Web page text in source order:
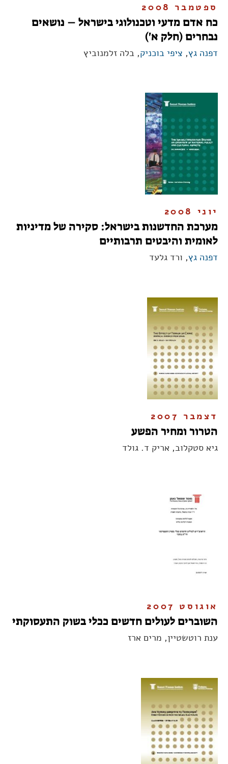
ספטמבר 2008
כח אדם מדעי וטכנולוגי בישראל – נושאים
נבחרים (חלק א')
דפנה גץ, ציפי בוכניק, בלה זלמנוביץ
יוני 2008
מערכת החדשנות בישראל: סקירה של מדיניות
לאומית והיבטים תרבותיים
דפנה גץ, ורד גלעד
דצמבר 2007
הטרור ומחיר הפשע
גיא סטקלוב, אריק ד. גולד
אוגוסט 2007
השוברים לעולים חדשים ככלי בשוק התעסוקתי
ענת רוטשטיין, מרים ארז